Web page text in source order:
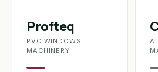
Profteq
PVC WINDOWS
MACHINERY